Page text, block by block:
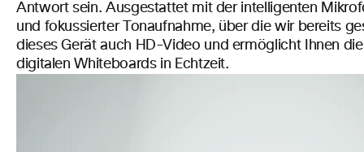
Antwort sein. Ausgestattet mit der intelligenten
und fokussierter Tonaufnahme, über die wir bereits
dieses Gerätauch HD-Video und ermöglicht Ihnen
digitalen Whiteboards in Echtzeit.